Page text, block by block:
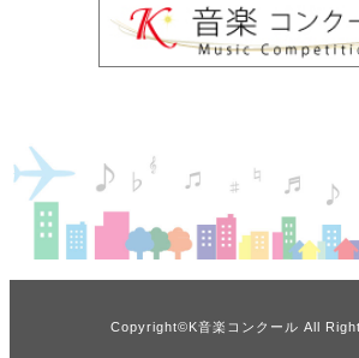
Copyright©K音楽コンクール All